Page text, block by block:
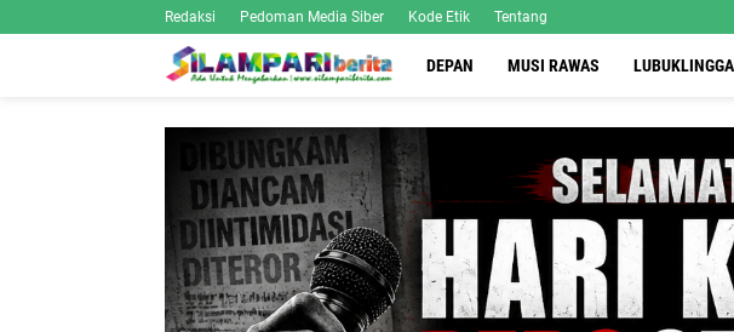
Redaksi Pedoman Media Siber Kode Etik Tentang
DEPAN MUSI RAWAS